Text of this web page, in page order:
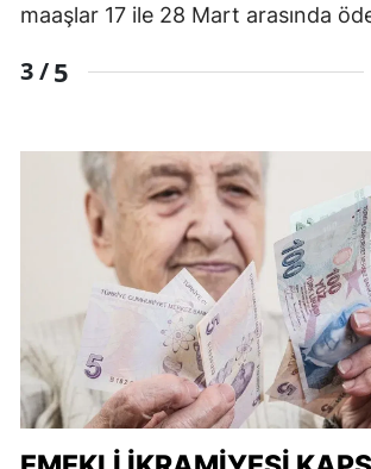
maaşlar 17 ile 28 Mart arasında
3 /5